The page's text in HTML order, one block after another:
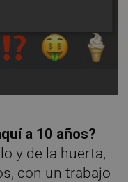
a 10 años?
y de la huerta,
con un trabajo